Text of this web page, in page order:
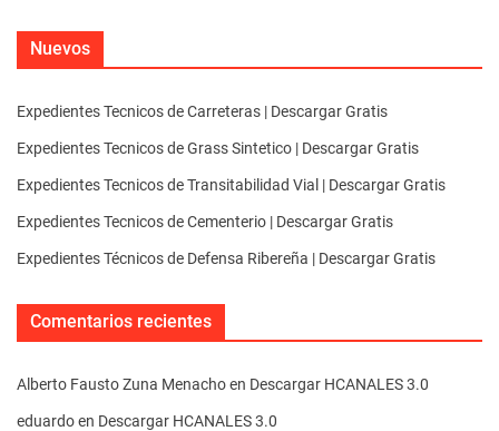
Nuevos
Expedientes Tecnicos de Carreteras | Descargar Gratis
Expedientes Tecnicos de Grass Sintetico | Descargar Gratis
Expedientes Tecnicos de Transitabilidad Vial | Descargar Gratis
Expedientes Tecnicos de Cementerio | Descargar Gratis
Expedientes Técnicos de Defensa Ribereña | Descargar Gratis
Comentarios recientes
Alberto Fausto Zuna Menachoen Descargar HCANALES 3.0
eduardoen Descargar HCANALES 3.0